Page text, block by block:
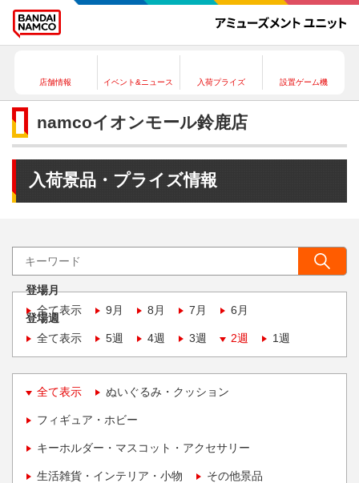
店舗情報 イベント&ニュース 入荷プライズ 設置ゲーム機
namcoイオンモール鈴鹿店
入荷景品・プライズ情報
登場月
全て表示
9月 8月 7月 6月
登場週
全て表示
5週 4週 3週 2週 1週
全て表示 ぬいぐるみ・クッション
フィギュア・ホビー
キーホルダー・マスコット・アクセサリー
生活雑貨・インテリア・小物 その他景品